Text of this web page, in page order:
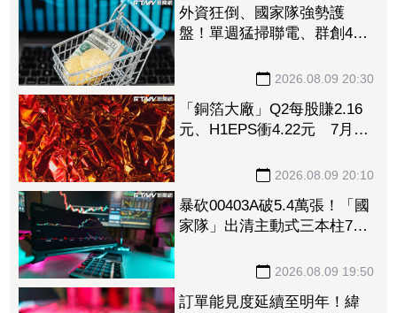
外資狂倒、國家隊強勢護
盤！單週猛掃聯電、群創4萬
2026.08.09 20:30
「銅箔大廠」Q2每股賺2.16
元、H1EPS衝4.22元 7月營
2026.08.09 20:10
暴砍00403A破5.4萬張！「國
家隊」出清主動式三本柱7萬
2026.08.09 19:50
訂單能見度延續至明年！緯